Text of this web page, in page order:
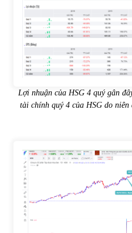
Lợi nhuận của HSG 4 quý gân
tài chính quý 4 của HSG do niên